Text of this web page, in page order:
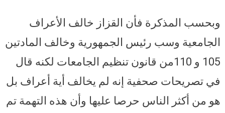
وبحسب المذكرة فأن القزاز خالف الأعراف
الجامعية وسب رئيس الجمهورية وخالف المادتين
105 و 110من قانون تنظيم الجامعات لكنه قال
في تصريحات صحفية إنه لم يخالف أية أعراف بل
هو من أكثر الناس حرصا عليها وأن هذه التهمة تم